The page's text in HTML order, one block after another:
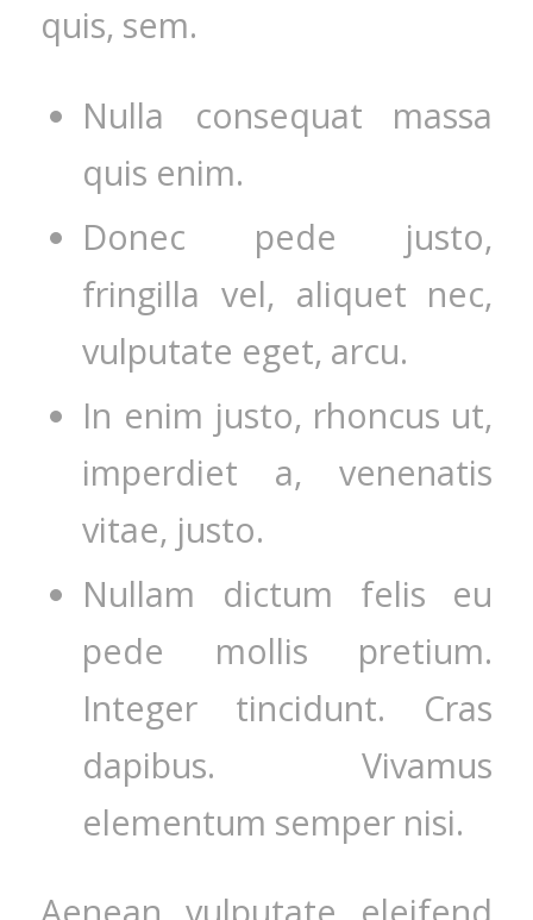
quis, sem.
Nulla consequat massa
quis enim.
Donec pede justo,
fringilla vel, aliquet nec,
vulputate eget, arcu.
In enim justo, rhoncus ut,
imperdiet a, venenatis
vitae, justo.
Nullam dictum felis eu
pede mollis pretium.
Integer tincidunt. Cras
dapibus. Vivamus
elementum semper nisi.